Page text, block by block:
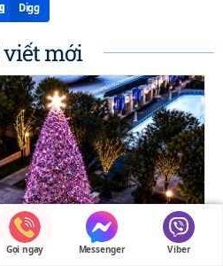
Digg
viết mới
Gọi ngay Messenger Viber